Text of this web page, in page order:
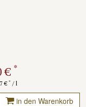
€ *
€ */ l
in den Warenkorb